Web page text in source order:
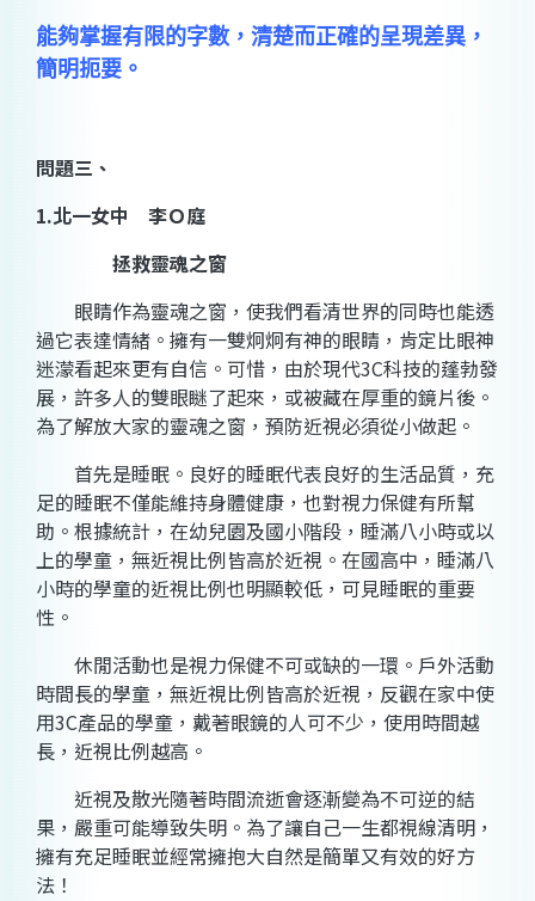
能夠掌握有限的字數，清楚而正確的呈現差異，
簡明扼要。
問題三、
1.北一女中 李Ｏ庭
拯救靈魂之窗
眼睛作為靈魂之窗，使我們看清世界的同時也能透
過它表達情緒。擁有一雙炯炯有神的眼睛，肯定比眼神
迷濛看起來更有自信。可惜，由於現代3C科技的蓬勃發
展，許多人的雙眼瞇了起來，或被藏在厚重的鏡片後。
為了解放大家的靈魂之窗，預防近視必須從小做起。
首先是睡眠。良好的睡眠代表良好的生活品質，充
足的睡眠不僅能維持身體健康，也對視力保健有所幫
助。根據統計，在幼兒園及國小階段，睡滿八小時或以
上的學童，無近視比例皆高於近視。在國高中，睡滿八
小時的學童的近視比例也明顯較低，可見睡眠的重要
性。
休閒活動也是視力保健不可或缺的一環。戶外活動
時間長的學童，無近視比例皆高於近視，反觀在家中使
用3C產品的學童，戴著眼鏡的人可不少，使用時間越
長，近視比例越高。
近視及散光隨著時間流逝會逐漸變為不可逆的結
果，嚴重可能導致失明。為了讓自己一生都視線清明，
擁有充足睡眠並經常擁抱大自然是簡單又有效的好方
法！